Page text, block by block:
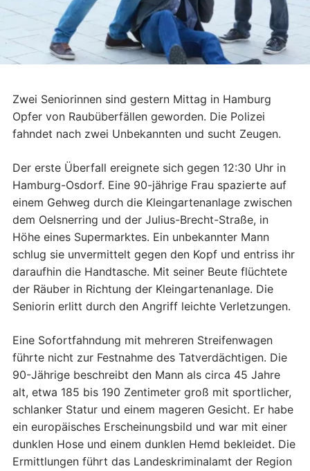
Zwei Seniorinnen sind gestern Mittag in Hamburg
Opfer von Raubüberfällen geworden. Die Polizei
fahndet nach zwei Unbekannten und sucht Zeugen.
Der erste Überfall ereignete sich gegen 12:30 Uhr in
Hamburg-Osdorf. Eine 90-jährige Frau spazierte auf
einem Gehweg durch die Kleingartenanlage zwischen
dem Oelsnerring und der Julius-Brecht-Straße, in
Höhe eines Supermarktes. Ein unbekannter Mann
schlug sie unvermittelt gegen den Kopf und entriss ihr
daraufhin die Handtasche. Mit seiner Beute flüchtete
der Räuber in Richtung der Kleingartenanlage. Die
Seniorin erlitt durch den Angriff leichte Verletzungen.
Eine Sofortfahndung mit mehreren Streifenwagen
führte nicht zur Festnahme des Tatverdächtigen. Die
90-Jährige beschreibt den Mann als circa 45 Jahre
alt, etwa 185 bis 190 Zentimeter groß mit sportlicher,
schlanker Statur und einem mageren Gesicht. Er habe
ein europäisches Erscheinungsbild und war mit einer
dunklen Hose und einem dunklen Hemd bekleidet. Die
Ermittlungen führt das Landeskriminalamt der Region